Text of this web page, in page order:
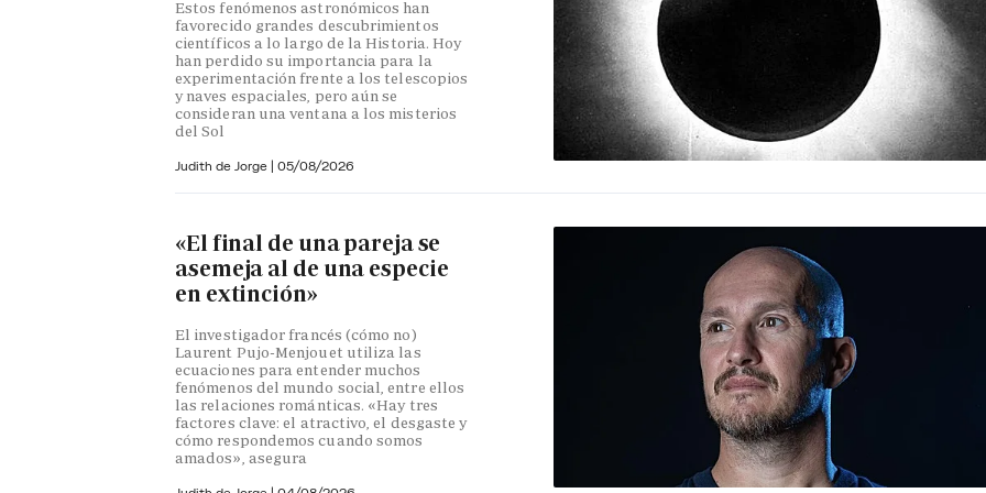
Estos fenómenos astronómicos han
favorecido grandes descubrimientos
científicos a lo largo de la Historia. Hoy
han perdido su importancia para la
experimentación frente a los telescopios
y naves espaciales, pero aún se
consideran una ventana a los misterios
del Sol
Judith de Jorge | 05/08/2026
«El final de una pareja se
asemeja al de una especie
en extinción»
El investigador francés (cómo no)
Laurent Pujo-Menjouet utiliza las
ecuaciones para entender muchos
fenómenos del mundo social, entre ellos
las relaciones románticas. «Hay tres
factores clave: el atractivo, el desgaste y
cómo respondemos cuando somos
amados», asegura